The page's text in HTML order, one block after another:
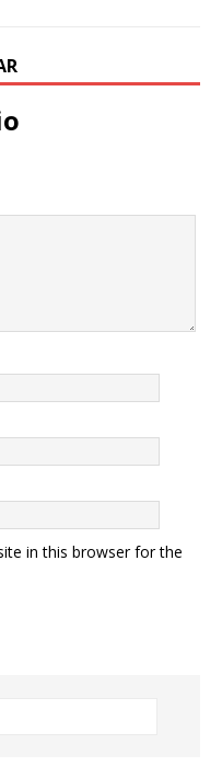
in this browser for the